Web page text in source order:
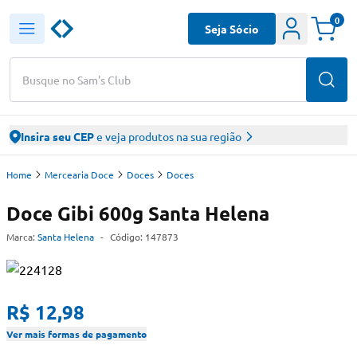
Busque no Sam's Club
Seja Sócio
0
Insira seu CEPe veja produtos na sua região
Home Mercearia Doce Doces Doces
Doce Gibi 600g Santa Helena
Marca: Santa Helena - Código: 147873
R$ 12,98
Ver mais formas de pagamento